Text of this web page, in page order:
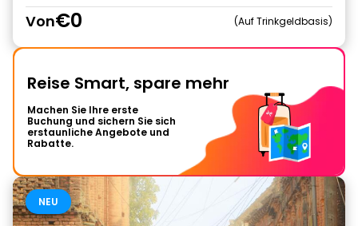
Von€0 Auf Trinkgeldbasis
Reise Smart, spare mehr
Machen Sie Ihre erste
Buchung und sichern Sie sich
erstaunliche Angebote und
Rabatte.
NEU